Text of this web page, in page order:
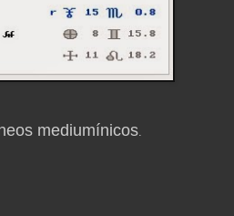
mediumínicos